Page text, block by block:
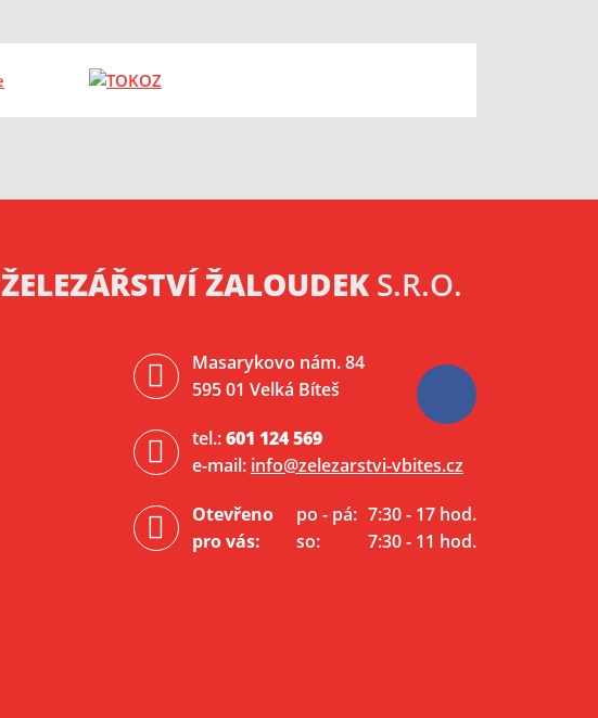
ŽELEZÁŘSTVÍ ŽALOUDEK S.R.O.
Masarykovo nám. 84
595 01 Velká Bíteš
tel.:601 124 569
e-mail: info@zelezarstvi-vbites.cz
Otevřeno
pro vás:
po - pá: 7:30 - 17 hod.
so:
7:30 - 11 hod.